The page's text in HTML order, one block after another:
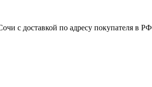
с доставкой по адресу покупателя в РФ